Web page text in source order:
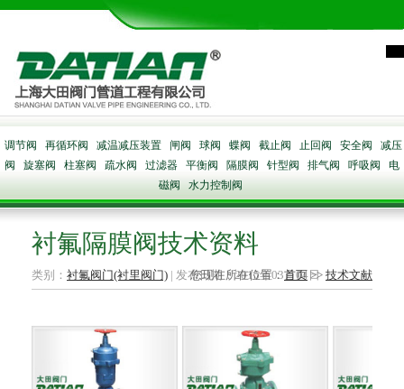
调节阀 再循环阀 减温减压装置 闸阀 球阀 蝶阀 截止阀 止回阀 安全阀
减压
阀
旋塞阀 柱塞阀 疏水阀 过滤器 平衡阀 隔膜阀 针型阀 排气阀 呼吸阀
电
磁阀
水力控制阀
衬氟隔膜阀技术资料
类别： 衬氟阀门(衬里阀门) | 发布日期：2015年03月04日
您现在所在位置：首页>> 技术文献